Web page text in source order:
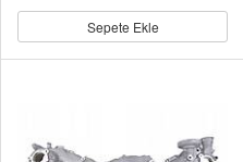
Sepete Ekle